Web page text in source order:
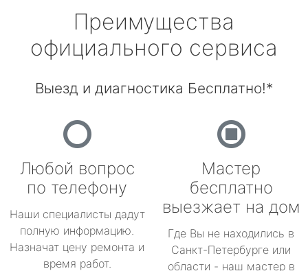
Преимущества
официального сервиса
Выезд и диагностика Бесплатно!*
Любой вопрос
по телефону
Наши специалисты дадут
полную информацию.
Назначат цену ремонта и
время работ.
Мастер
бесплатно
выезжает на дом
Где Вы не находились в
Санкт-Петербурге или
области - наш мастер в